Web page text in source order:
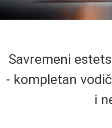
Savremeni
- kompletan
i